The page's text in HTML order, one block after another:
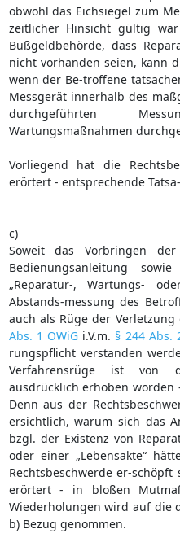
obwohl das Eichsiegel zum
zeitlicher Hinsicht gültig
Bußgeldbehörde, dass
nicht vorhanden seien, kann
wenn der Be-troffene
Messgerät innerhalb des
durchgeführten
Wartungsmaßnahmen
Vorliegend hat die
erörtert - entsprechende
c)
Soweit das Vorbringen
Bedienungsanleitung
„Reparatur-, Wartungs-
Abstands-messung des
auch als Rüge der
Abs. 1 OWiGi.V.m. § 244 Abs.
rungspflicht verstanden
Verfahrensrüge ist von
ausdrücklich erhoben
Denn aus der
ersichtlich, warum sich das
bzgl. der Existenz von
oder einer „Lebensakte“
Rechtsbeschwerde er-
erörtert - in bloßen
Wiederholungen wird auf die
b) Bezug genommen.